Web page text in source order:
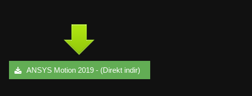
ANSYS Motion 2019 - (Direkt indir)